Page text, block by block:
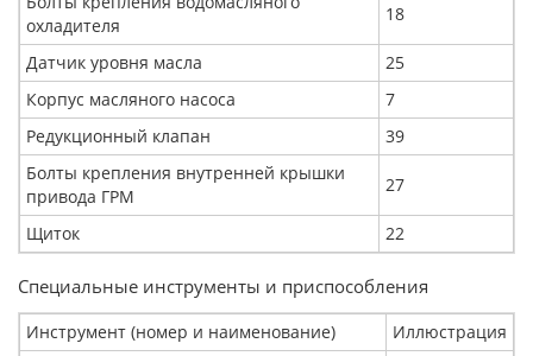
охладителя
18
Датчик уровня масла
25
Корпус масляного насоса
7
Редукционный клапан
39
Болты крепления внутренней крышки
привода ГРМ
27
Щиток 22
Специальные инструменты и приспособления
Инструмент (номер и наименование)
Иллюстрация